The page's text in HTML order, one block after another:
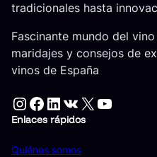
tradicionales hasta
Fascinante mundo del
maridajes y consejos de
vinos de España
Instagram Facebook LinkedIn VK X YouTube
Enlaces rápidos
Quiénes somos